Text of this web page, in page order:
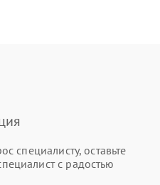
специалисту, оставьте
с радостью